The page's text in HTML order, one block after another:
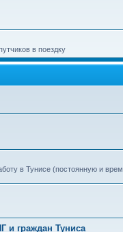
в поездку
в Тунисе (постоянную и
и граждан Туниса